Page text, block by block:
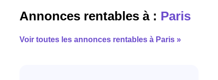
Annonces rentables à : Paris
Voir toutes les annonces rentables à Paris »